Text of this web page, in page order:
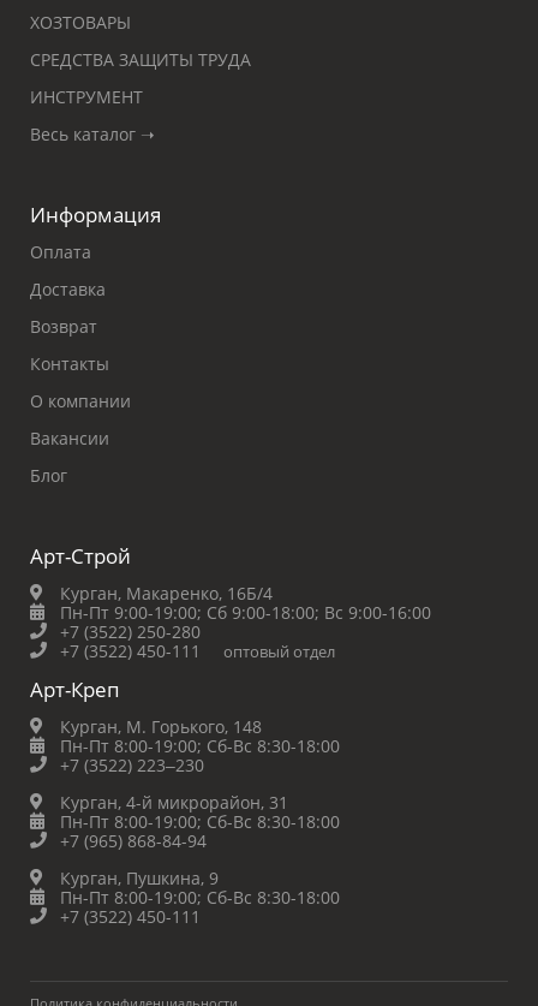
ХОЗТОВАРЫ
СРЕДСТВА ЗАЩИТЫ ТРУДА
ИНСТРУМЕНТ
Весь каталог ➝
Информация
Оплата
Доставка
Возврат
Контакты
О компании
Вакансии
Блог
Арт-Строй
Курган, Макаренко, 16Б/4
Пн-Пт 9:00-19:00; Сб 9:00-18:00; Вс 9:00-16:00
+7 (3522) 250-280
+7 (3522) 450-111
оптовый отдел
Арт-Креп
Курган, М. Горького, 148
Пн-Пт 8:00-19:00; Сб-Вс 8:30-18:00
+7 (3522) 223‒230
Курган, 4-й микрорайон, 31
Пн-Пт 8:00-19:00; Сб-Вс 8:30-18:00
+7 (965) 868-84-94
Курган, Пушкина, 9
Пн-Пт 8:00-19:00; Сб-Вс 8:30-18:00
+7 (3522) 450-111